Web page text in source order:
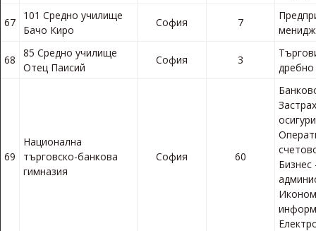
67
101 Средно училище
Бачо Киро
София 7
68
85 Средно училище
Отец Паисий
София 3
дребно
69
Национална
търговско-банкова
гимназия
София 60
Бизнес